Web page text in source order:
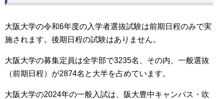
大阪大学の令和6年度の入学者選抜試験は前期日程のみで実
施されます。後期日程の試験はありません。
大阪大学の募集定員は全学部で3235名、その内、一般選抜
（前期日程）が2874名と大半を占めています。
大阪大学の2024年の一般入試は、阪大豊中キャンパス・吹